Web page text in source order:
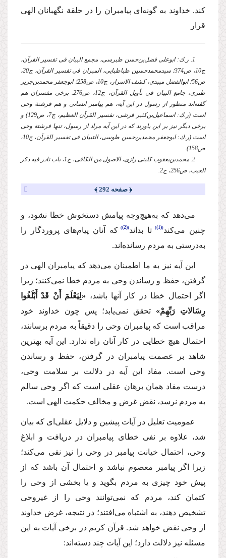
كند. خداوند به ‌گونه‌ای پیامبران را در حلقة نگهبانان الهی
قرار
1. ر.ك: ‌ابوعلی فضل‌بن‌حسن طبرسی، مجمع البیان فی تفسیر القرآن،
ج10، ص374؛ سیدمحمدحسین طباطبایی، المیزان فی تفسیر القرآن، ج20،
ص56؛ ابوالفضل میبدی، كشف الاسرار، ج10، ص258؛ ابوجعفر محمدبن‌جریر
طبری، جامع البیان فی تأویل القرآن، ج12، ص276. برخی مفسران هم
گفته‌اند منظور از رسول در این آیه، هم پیامبر انسانی و هم فرشتة وحی
است (ر.ك: اسماعیل‌بن‌كثیر قرشی، تفسیر القرآن العظیم، ج7، ص129) و
برخی دیگر نیز بر این باورند كه در این آیه مراد از رسول، تنها فرشتة وحی
است (ر.ك: ابوجعفر محمدبن‌حسن طوسی، التبیان فی تفسیر القرآن، ج10،
ص158).
2. محمدبن‌یعقوب كلینی رازی، الاصول من الكافی، ج1، باب نادر فیه ذكر
الغیب، ص256، ح2.
﴿ صفحه 292 ﴾
می‌دهد كه به‌هیچ‌وجه پیامش دستخوش خطا نشود، و
چنین می‌كند (1) تا بداند (2)
كه آنان پیام‌های پروردگار را
به‌درستی به مردم رسانده‌اند.
این آیه نیز به ما اطمینان می‌دهد كه پیامبران الهی در
گرفتن، حفظ و رساندن وحی به مردم خطا نمی‌كنند؛ زیرا
اگر احتمال خطا در كار آنها باشد، «لِیَعْلَمَ أَنْ قَدْ أَبْلَغُوا
رِسَالاتِ رَبِّهِمْ» تحقق نمی‌یابد؛ پس چون خداوند خود
مراقب است كه پیامبران وحی را دقیقاً به مردم برسانند،
احتمال هیچ خطایی در كار آنان راه ندارد. این آیه بهترین
شاهد بر عصمت پیامبران در گرفتن، حفظ و رساندن
وحی است. مفاد این آیه در دلالت بر سلامت وحی،
درست مفاد همان برهان عقلی است كه اگر وحی سالم
به مردم نرسد، نقض غرض و مخالف حكمت الهی است.
عمومیت تعلیل در آیات پیشین و دلایل عقلی‌ای كه بیان
شد، علاوه بر نفی خطای پیامبران در دریافت و ابلاغ
وحی، احتمال خیانت پیامبر در وحی را نیز نفی می‌كند؛
زیرا اگر پیامبر معصوم نباشد و احتمال آن باشد كه از
پیش خود چیزی به مردم بگوید و یا بخشی از وحی را
كتمان كند، مردم كه نمی‌توانند وحی را از غیروحی
تشخیص دهند، به اشتباه می‌افتند؛ در نتیجه، غرض خداوند
از وحی نقض خواهد شد. قرآن كریم در برخی آیات به این
مسئله نیز دلالت دارد؛ این آیات چند دسته‌اند: